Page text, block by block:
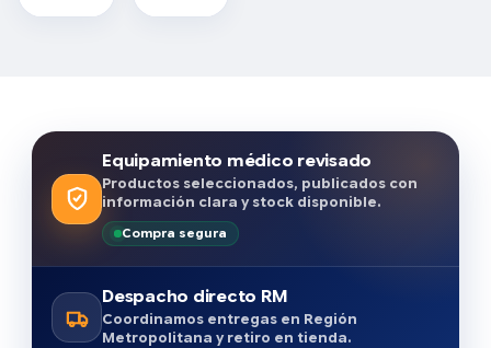
Equipamiento médico revisado
Productos seleccionados, publicados con
información clara y stock disponible.
Compra segura
Despacho directo RM
Coordinamos entregas en Región
Metropolitana y retiro en tienda.